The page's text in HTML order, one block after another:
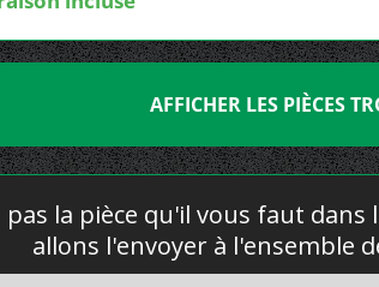
AFFICHER LES PIÈCES
la pièce qu'il vous faut dans
allons l'envoyer à l'ensemble